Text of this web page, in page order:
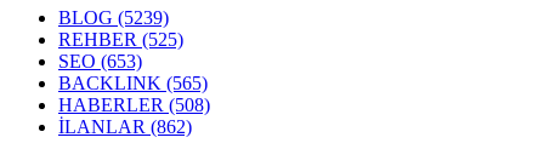
BLOG (5239)
REHBER (525)
SEO (653)
BACKLINK (565)
HABERLER (508)
İLANLAR (862)